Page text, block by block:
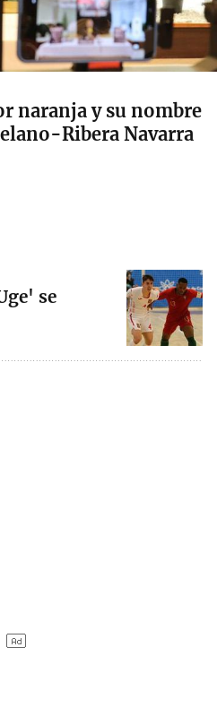
naranja y su nombre
Ribera Navarra
se